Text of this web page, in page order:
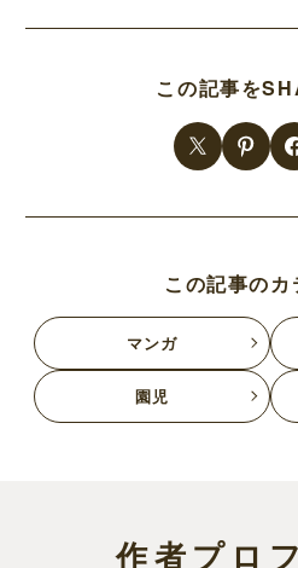
この記事を
この記事のカ
マンガ
園児
作者プロ